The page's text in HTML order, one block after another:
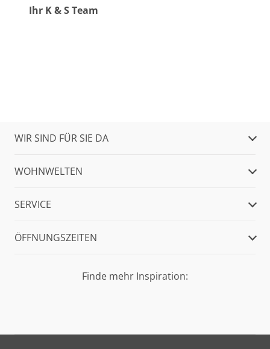
Ihr K & S Team
WIR SIND FÜR SIE DA
WOHNWELTEN
SERVICE
ÖFFNUNGSZEITEN
Finde mehr Inspiration: